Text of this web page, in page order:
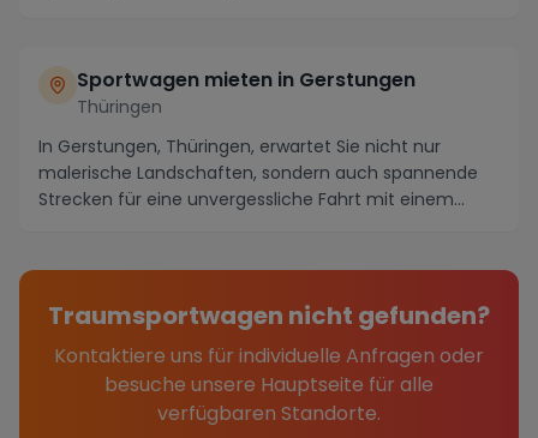
Sportwagen mieten in Gerstungen
Thüringen
In Gerstungen, Thüringen, erwartet Sie nicht nur
malerische Landschaften, sondern auch spannende
Strecken für eine unvergessliche Fahrt mit einem
Traumsportwagen nicht gefunden?
Kontaktiere uns für individuelle Anfragen oder
besuche unsere Hauptseite für alle
verfügbaren Standorte.